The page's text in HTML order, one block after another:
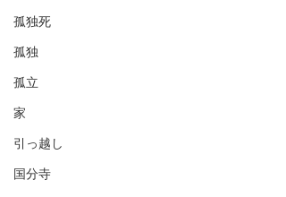
孤独死
孤独
孤立
家
引っ越し
国分寺